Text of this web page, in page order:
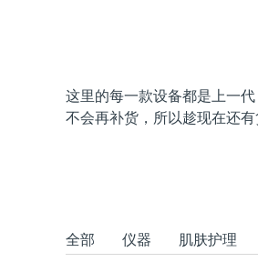
这里的每一款设备都是上一
不会再补货，所以趁现在还
全部 仪器 肌肤护理
热门产品